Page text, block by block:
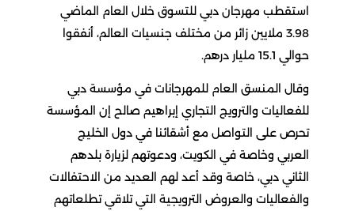
استقطب مهرجان دبي للتسوق خلال العام الماضي
3.98 ملايين زائر من مختلف جنسيات العالم، أنفقوا
حوالي 15.1 مليار درهم.
وقال المنسق العام للمهرجانات في مؤسسة دبي
للفعاليات والترويج التجاري إبراهيم صالح إن المؤسسة
تحرص على التواصل مع أشقائنا في دول الخليج
العربي وخاصة في الكويت، ودعوتهم لزيارة بلدهم
الثاني دبي، خاصة وقد أعد لهم العديد من الاحتفالات
والفعاليات والعروض الترويجية التي تلاقي تطلعاتهم